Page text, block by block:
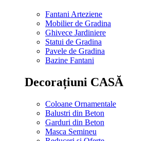
Fantani Arteziene
Mobilier de Gradina
Ghivece Jardiniere
Statui de Gradina
Pavele de Gradina
Bazine Fantani
Decorațiuni CASĂ
Coloane Ornamentale
Balustri din Beton
Garduri din Beton
Masca Semineu